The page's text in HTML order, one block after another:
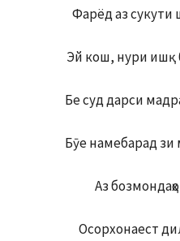
Фарёд аз сукути
Эй кош, нури ишқ
Бе суд дарси
Бӯе намебарад зи
Аз
Осорхонаест